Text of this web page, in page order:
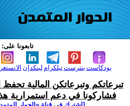
تابعونا على:
لينكدإن تيلكرامبنترست بودكاست
تبرعاتكم وتبرعاتكن المالية تحفظ
فشاركونا في دعم استمرارية